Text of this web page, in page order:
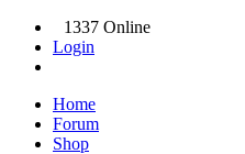
1337 Online
Login
Home
Forum
Shop